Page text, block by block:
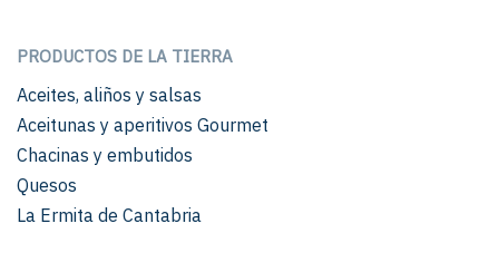
PRODUCTOS DE LA TIERRA
Aceites, aliños y salsas
Aceitunas y aperitivos Gourmet
Chacinas y embutidos
Quesos
La Ermita de Cantabria